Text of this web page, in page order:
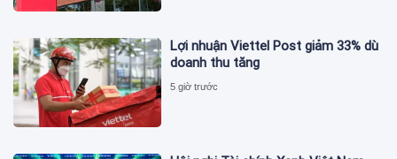
Lợi nhuận Viettel Post giảm 33% dù
doanh thu tăng
5 giờ trước